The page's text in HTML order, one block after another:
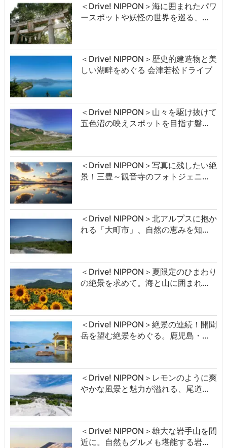
＜Drive! NIPPON＞海に囲まれたパワ
ースポットや妖怪の世界を巡る、…
＜Drive! NIPPON＞歴史的建造物と美
しい湖畔をめぐる 会津若松ドライブ
＜Drive! NIPPON＞山々を駆け抜けて
五色沼の映えスポットを目指す磐…
＜Drive! NIPPON＞写真に残したい絶
景！三豊～観音寺のフォトジェニ…
＜Drive! NIPPON＞北アルプスに抱か
れる「大町市」、自然の恵みを知…
＜Drive! NIPPON＞夏限定のひまわり
の絶景を求めて。海と山に囲まれ…
＜Drive! NIPPON＞絶景の連続！開聞
岳を望む絶景をめぐる。鹿児島・…
＜Drive! NIPPON＞レモンのように爽
やかな風景と魅力が溢れる、尾道…
＜Drive! NIPPON＞雄大な岩手山を間
近に。自然もグルメも堪能する岩…